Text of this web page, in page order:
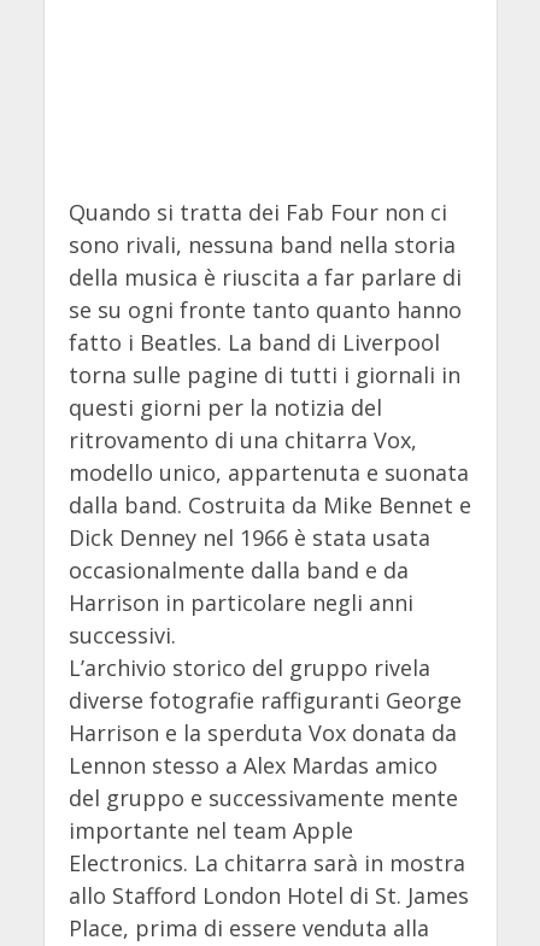
Quando si tratta dei Fab Four non ci
sono rivali, nessuna band nella storia
della musica è riuscita a far parlare di
se su ogni fronte tanto quanto hanno
fatto i Beatles. La band di Liverpool
torna sulle pagine di tutti i giornali in
questi giorni per la notizia del
ritrovamento di una chitarra Vox,
modello unico, appartenuta e suonata
dalla band. Costruita da Mike Bennet e
Dick Denney nel 1966 è stata usata
occasionalmente dalla band e da
Harrison in particolare negli anni
successivi.
L’archivio storico del gruppo rivela
diverse fotografie raffiguranti George
Harrison e la sperduta Vox donata da
Lennon stesso a Alex Mardas amico
del gruppo e successivamente mente
importante nel team Apple
Electronics. La chitarra sarà in mostra
allo Stafford London Hotel di St. James
Place, prima di essere venduta alla